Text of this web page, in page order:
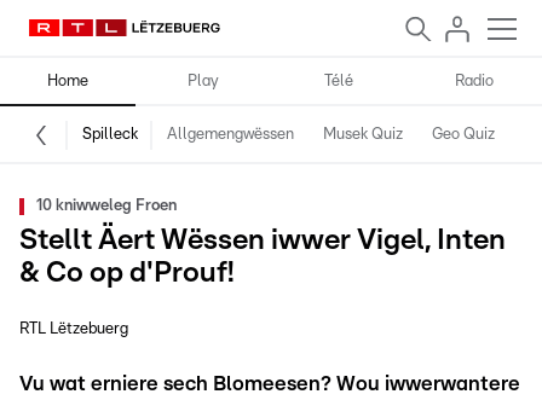
Home Play Télé Radio
Spilleck Allgemengwëssen Musek Quiz Geo Quiz
10 kniwweleg Froen
Stellt Äert Wëssen iwwer Vigel, Inten
& Co op d'Prouf!
RTL Lëtzebuerg
Vu wat erniere sech Blomeesen? Wou iwwerwantere